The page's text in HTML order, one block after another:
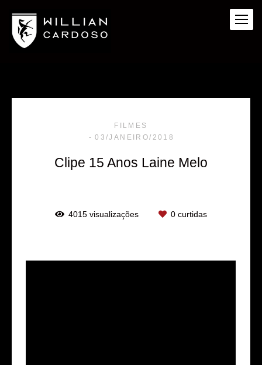
FILMES
03/JANEIRO/2018
Clipe 15 Anos Laine Melo
4015 visualizações 0 curtidas